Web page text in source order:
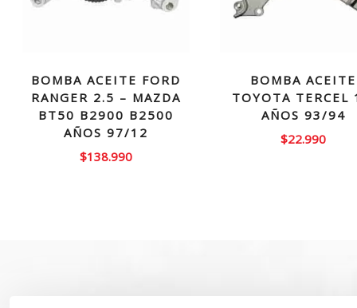
BOMBA ACEITE FORD
RANGER 2.5 – MAZDA
BT50 B2900 B2500
AÑOS 97/12
$138.990
BOMBA ACEITE
TOYOTA TERCEL
AÑOS 93/94
$22.990